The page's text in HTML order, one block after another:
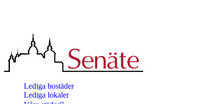
Lediga bostäder
Lediga lokaler